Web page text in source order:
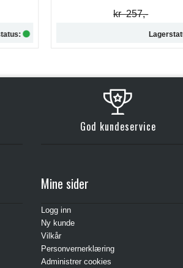
kr 257,-
Lagerstatus:
God kundeservice
Mine sider
Logg inn
Ny kunde
Vilkår
Personvernerklæring
Administrer cookies